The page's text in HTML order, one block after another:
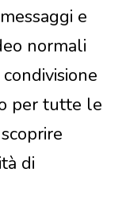
e
normali
per tutte le
di